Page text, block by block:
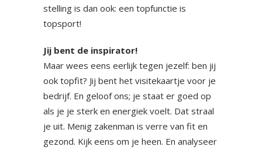
stelling is dan ook: een topfunctie is
topsport!
Jij bent de inspirator!
Maar wees eens eerlijk tegen jezelf: ben jij
ook topfit? Jij bent het visitekaartje voor je
bedrijf. En geloof ons; je staat er goed op
als je je sterk en energiek voelt. Dat straal
je uit. Menig zakenman is verre van fit en
gezond. Kijk eens om je heen. En analyseer